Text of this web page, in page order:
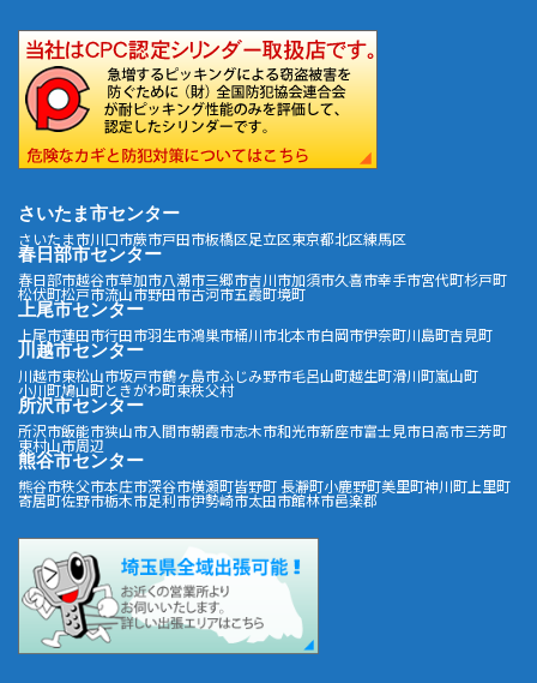
さいたま市センター
さいたま市川口市蕨市戸田市板橋区足立区東京都北区練馬区
春日部市センター
春日部市越谷市草加市八潮市三郷市吉川市加須市久喜市幸手市宮代町杉戸町
松伏町松戸市流山市野田市古河市五霞町境町
上尾市センター
上尾市蓮田市行田市羽生市鴻巣市桶川市北本市白岡市伊奈町川島町吉見町
川越市センター
川越市東松山市坂戸市鶴ヶ島市ふじみ野市毛呂山町越生町滑川町嵐山町
小川町鳩山町ときがわ町東秩父村
所沢市センター
所沢市飯能市狭山市入間市朝霞市志木市和光市新座市富士見市日高市三芳町
東村山市周辺
熊谷市センター
熊谷市秩父市本庄市深谷市横瀬町皆野町 長瀞町小鹿野町美里町神川町 上里町
寄居町佐野市栃木市足利市伊勢崎市太田市館林市邑楽郡